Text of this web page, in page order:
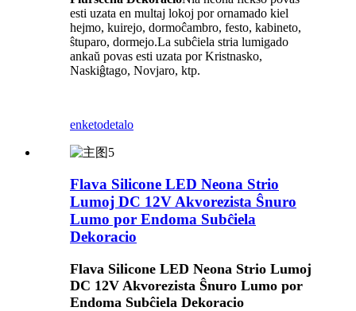
esti uzata en multaj lokoj por ornamado kiel
hejmo, kuirejo, dormoĉambro, festo, kabineto,
ŝtuparo, dormejo.La subĉiela stria lumigado
ankaŭ povas esti uzata por Kristnasko,
Naskiĝtago, Novjaro, ktp.
enketodetalo
Flava Silicone LED Neona Strio
Lumoj DC 12V Akvorezista Ŝnuro
Lumo por Endoma Subĉiela
Dekoracio
Flava Silicone LED Neona Strio Lumoj
DC 12V Akvorezista Ŝnuro Lumo por
Endoma Subĉiela Dekoracio